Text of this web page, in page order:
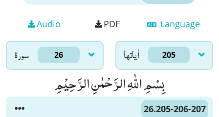
Audio PDF Language
سورۃ 26 اٰياتها 205
بِسْمِ اللّٰهِ الرَّحْمٰنِ الرَّحِیْمِ
26.205-206-207